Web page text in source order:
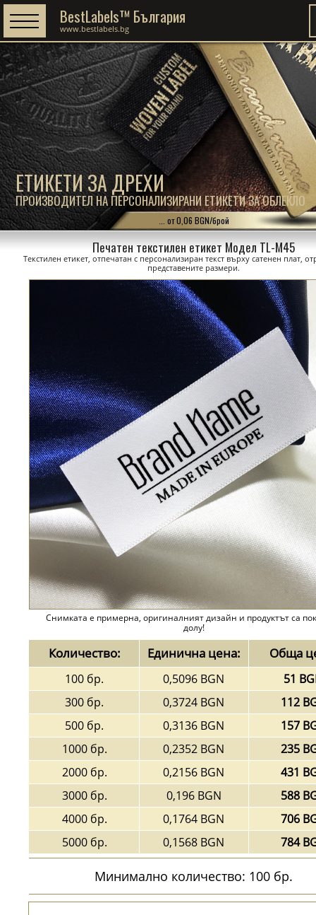
ЕТИКЕТИ ЗА ДРЕХИ
ПРОИЗВОДИТЕЛ НА ПЕРСОНАЛИЗИРАНИ ЕТИКЕТИ ЗА ОБЛЕКЛО
BestLabels™ България
www.bestlabels.bg
... от 0,06 BGN/брой
Печатен текстилен етикет Модел TL-M45
Текстилен етикет, отпечатан с персонализиран текст върху сатенен плат,
представените размери.
Снимката е примерна, оригиналният дизайн и продуктът са
долу!
Количество: Единична цена: Обща
100 бр. 0,5096 BGN
51
300 бр.
0,3724 BGN
112
500 бр.
0,3136 BGN
157
1000 бр.
0,2352 BGN
235
2000 бр.
0,2156 BGN
431
3000 бр.
0,196 BGN
588
4000 бр.
0,1764 BGN
706
5000 бр.
0,1568 BGN 784
Минимално количество: 100 бр.